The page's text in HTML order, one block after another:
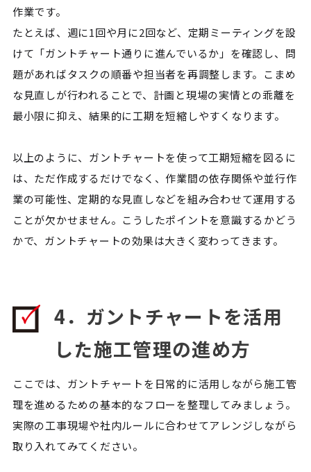
作業です。
たとえば、週に1回や月に2回など、定期ミーティングを設
けて「ガントチャート通りに進んでいるか」を確認し、問
題があればタスクの順番や担当者を再調整します。こまめ
な見直しが行われることで、計画と現場の実情との乖離を
最小限に抑え、結果的に工期を短縮しやすくなります。
以上のように、ガントチャートを使って工期短縮を図るに
は、ただ作成するだけでなく、作業間の依存関係や並行作
業の可能性、定期的な見直しなどを組み合わせて運用する
ことが欠かせません。こうしたポイントを意識するかどう
かで、ガントチャートの効果は大きく変わってきます。
4．ガントチャートを活用
した施工管理の進め方
ここでは、ガントチャートを日常的に活用しながら施工管
理を進めるための基本的なフローを整理してみましょう。
実際の工事現場や社内ルールに合わせてアレンジしながら
取り入れてみてください。